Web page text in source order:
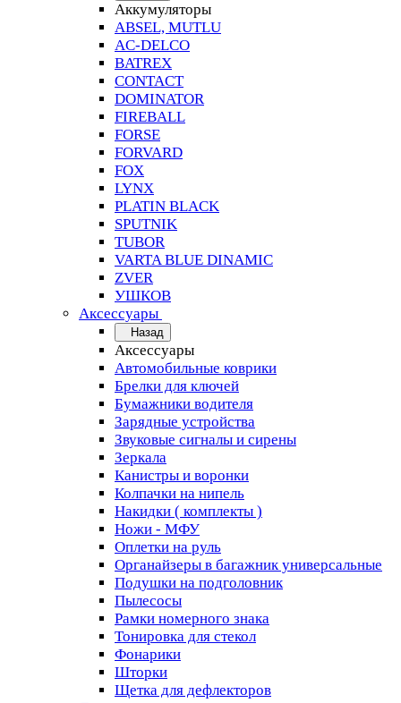
Аккумуляторы
ABSEL, MUTLU
AC-DELCO
BATREX
CONTACT
DOMINATOR
FIREBALL
FORSE
FORVARD
FOX
LYNX
PLATIN BLACK
SPUTNIK
TUBOR
VARTA BLUE DINAMIC
ZVER
УШКОВ
Аксессуары
Назад
Аксессуары
Автомобильные коврики
Брелки для ключей
Бумажники водителя
Зарядные устройства
Звуковые сигналы и сирены
Зеркала
Канистры и воронки
Колпачки на нипель
Накидки ( комплекты )
Ножи - МФУ
Оплетки на руль
Органайзеры в багажник универсальные
Подушки на подголовник
Пылесосы
Рамки номерного знака
Тонировка для стекол
Фонарики
Шторки
Щетка для дефлекторов